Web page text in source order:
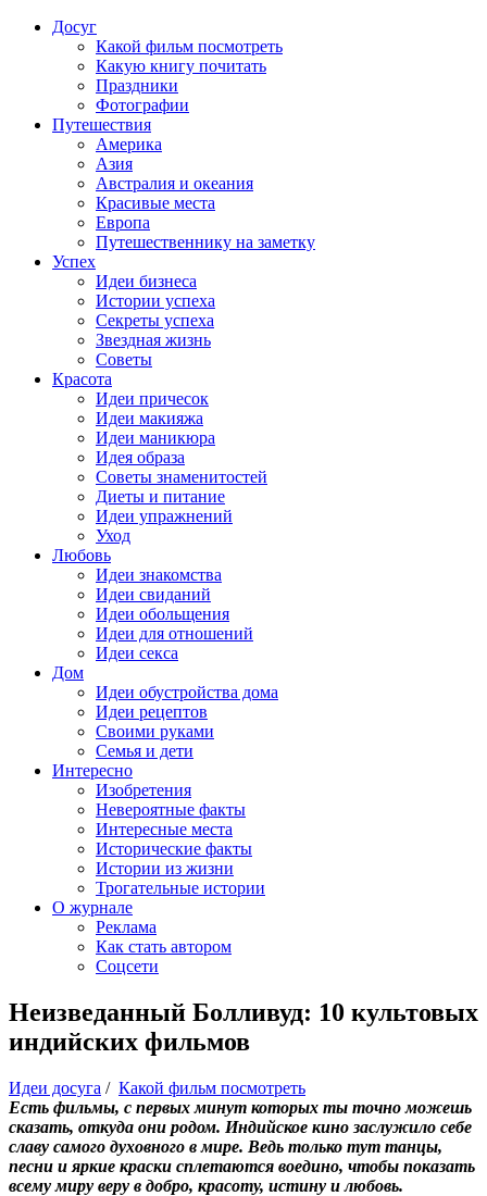
Досуг
Какой фильм посмотреть
Какую книгу почитать
Праздники
Фотографии
Путешествия
Америка
Азия
Австралия и океания
Красивые места
Европа
Путешественнику на заметку
Успех
Идеи бизнеса
Истории успеха
Секреты успеха
Звездная жизнь
Советы
Красота
Идеи причесок
Идеи макияжа
Идеи маникюра
Идея образа
Советы знаменитостей
Диеты и питание
Идеи упражнений
Уход
Любовь
Идеи знакомства
Идеи свиданий
Идеи обольщения
Идеи для отношений
Идеи секса
Дом
Идеи обустройства дома
Идеи рецептов
Своими руками
Семья и дети
Интересно
Изобретения
Невероятные факты
Интересные места
Исторические факты
Истории из жизни
Трогательные истории
О журнале
Реклама
Как стать автором
Соцсети
Неизведанный Болливуд: 10 культовых
индийских фильмов
Идеи досуга / Какой фильм посмотреть
Есть фильмы, с первых минут которых ты точно можешь
сказать, откуда они родом. Индийское кино заслужило себе
славу самого духовного в мире. Ведь только тут танцы,
песни и яркие краски сплетаются воедино, чтобы показать
всему миру веру в добро, красоту, истину и любовь.